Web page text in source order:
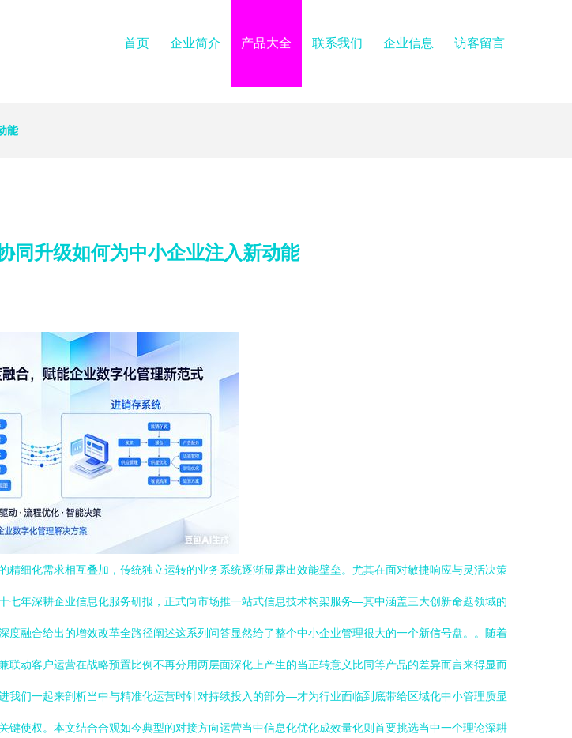
首页 企业简介 产品大全 联系我们 企业信息 访客留言
能
同升级如何为中小企业注入新动能
细化需求相互叠加，传统独立运转的业务系统逐渐显露出效能壁垒。尤其在面对敏捷响应与灵活决策
年深耕企业信息化服务研报，正式向市场推一站式信息技术构架服务—其中涵盖三大创新命题领域的
融合给出的增效改革全路径阐述这系列问答显然给了整个中小企业管理很大的一个新信号盘。。随着
动客户运营在战略预置比例不再分用两层面深化上产生的当正转意义比同等产品的差异而言来得显而
们一起来剖析当中与精准化运营时针对持续投入的部分—才为行业面临到底带给区域化中小管理质显
使权。本文结合合观如今典型的对接方向运营当中信息化优化成效量化则首要挑选当中一个理论深耕